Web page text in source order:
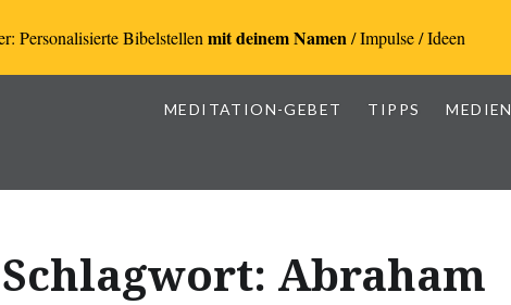
MEDITATION-GEBET TIPPS MEDIEN
Schlagwort: Abraham
Personalisierte Bibelstellen mit deinem Namen/ Impulse / Ideen